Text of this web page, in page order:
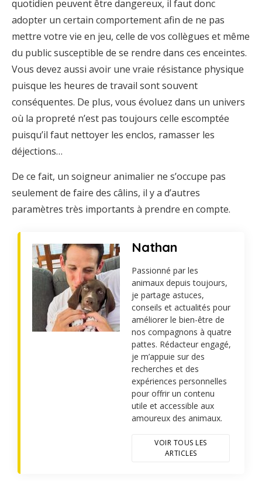
quotidien peuvent être dangereux, il faut donc
adopter un certain comportement afin de ne pas
mettre votre vie en jeu, celle de vos collègues et même
du public susceptible de se rendre dans ces enceintes.
Vous devez aussi avoir une vraie résistance physique
puisque les heures de travail sont souvent
conséquentes. De plus, vous évoluez dans un univers
où la propreté n’est pas toujours celle escomptée
puisqu’il faut nettoyer les enclos, ramasser les
déjections…
De ce fait, un soigneur animalier ne s’occupe pas
seulement de faire des câlins, il y a d’autres
paramètres très importants à prendre en compte.
Nathan
Passionné par les
animaux depuis toujours,
je partage astuces,
conseils et actualités pour
améliorer le bien-être de
nos compagnons à quatre
pattes. Rédacteur engagé,
je m’appuie sur des
recherches et des
expériences personnelles
pour offrir un contenu
utile et accessible aux
amoureux des animaux.
VOIR TOUS LES
ARTICLES